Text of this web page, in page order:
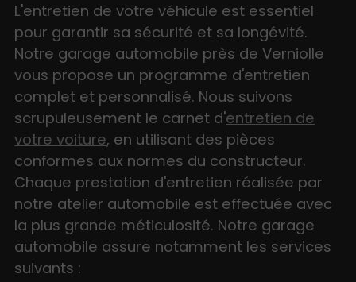
L'entretien de votre véhicule est essentiel
pour garantir sa sécurité et sa longévité.
Notre garage automobile près de Verniolle
vous propose un programme d'entretien
complet et personnalisé. Nous suivons
scrupuleusement le carnet d'entretien de
votre voiture, en utilisant des pièces
conformes aux normes du constructeur.
Chaque prestation d'entretien réalisée par
notre atelier automobile est effectuée avec
la plus grande méticulosité. Notre garage
automobile assure notamment les services
suivants :